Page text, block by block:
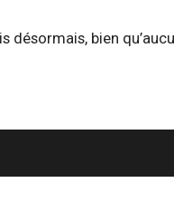
désormais, bien